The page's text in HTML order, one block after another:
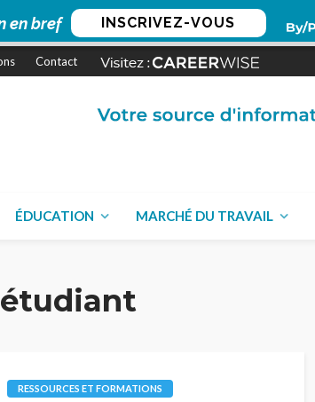
en bref INSCRIVEZ-VOUS
Contact
ÉDUCATION MARCHÉ DU TRAVAIL
RESSOURCES ET FORMATIONS